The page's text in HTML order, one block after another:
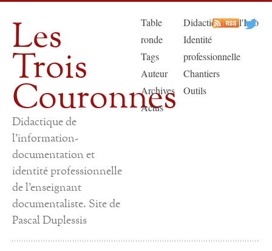
Les
Trois
Couronnes
Didactique de
l'information-
documentation et
identité professionnelle
de l'enseignant
documentaliste. Site de
Pascal Duplessis
Table
ronde
Tags
Auteur
Archives
Actus
Didactique de l'Info
Identité
professionnelle
Chantiers
Outils